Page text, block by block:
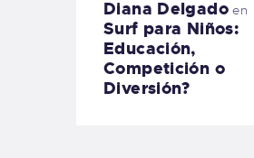
Diana Delgadoen
Surf para Niños:
Educación,
Competición o
Diversión?